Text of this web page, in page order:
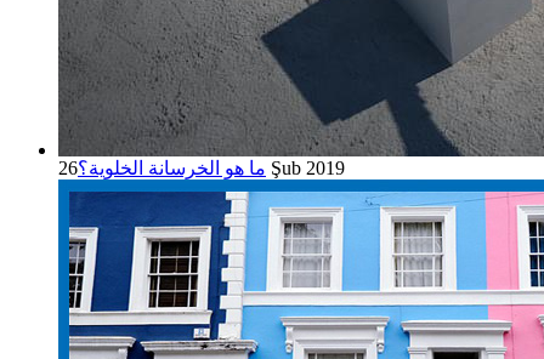
ما هو الخرسانة الخلوية؟ 26 Şub 2019